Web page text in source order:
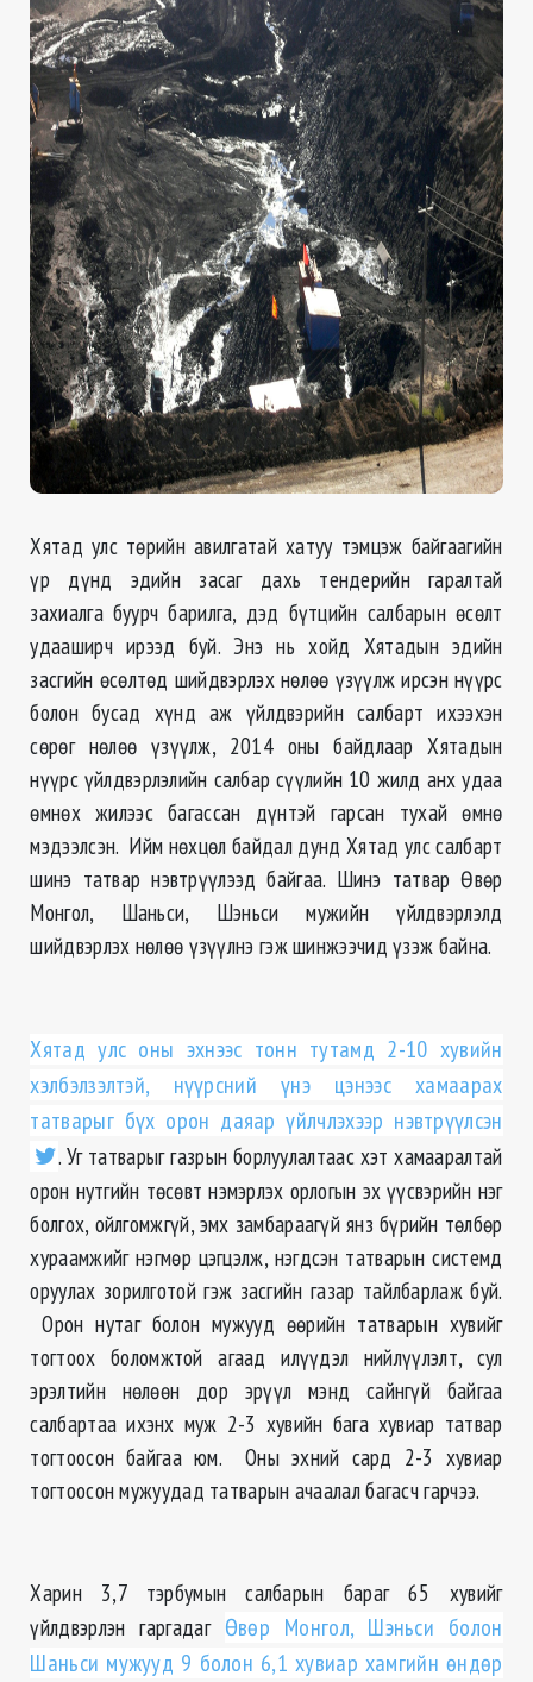
Хятад улс төрийн авилгатай хатуу тэмцэж байгаагийн
үр дүнд эдийн засаг дахь тендерийн гаралтай
захиалга буурч барилга, дэд бүтцийн салбарын өсөлт
удааширч ирээд буй. Энэ нь хойд Хятадын эдийн
засгийн өсөлтөд шийдвэрлэх нөлөө үзүүлж ирсэн нүүрс
болон бусад хүнд аж үйлдвэрийн салбарт ихээхэн
сөрөг нөлөө үзүүлж, 2014 оны байдлаар Хятадын
нүүрс үйлдвэрлэлийн салбар сүүлийн 10 жилд анх удаа
өмнөх жилээс багассан дүнтэй гарсан тухай өмнө
мэдээлсэн. Ийм нөхцөл байдал дунд Хятад улс салбарт
шинэ татвар нэвтрүүлээд байгаа. Шинэ татвар Өвөр
Монгол, Шаньси, Шэньси мужийн үйлдвэрлэлд
шийдвэрлэх нөлөө үзүүлнэ гэж шинжээчид үзэж байна.
Хятад улс оны эхнээс тонн тутамд 2-10 хувийн
хэлбэлзэлтэй, нүүрсний үнэ цэнээс хамаарах
татварыг бүх орон даяар үйлчлэхээр нэвтрүүлсэн
. Уг татварыг газрын борлуулалтаас хэт хамааралтай
орон нутгийн төсөвт нэмэрлэх орлогын эх үүсвэрийн нэг
болгох, ойлгомжгүй, эмх замбараагүй янз бүрийн төлбөр
хураамжийг нэгмөр цэгцэлж, нэгдсэн татварын системд
оруулах зорилготой гэж засгийн газар тайлбарлаж буй.
Орон нутаг болон мужууд өөрийн татварын хувийг
тогтоох боломжтой агаад илүүдэл нийлүүлэлт, сул
эрэлтийн нөлөөн дор эрүүл мэнд сайнгүй байгаа
салбартаа ихэнх муж 2-3 хувийн бага хувиар татвар
тогтоосон байгаа юм. Оны эхний сард 2-3 хувиар
тогтоосон мужуудад татварын ачаалал багасч гарчээ.
Харин 3,7 тэрбумын салбарын бараг 65 хувийг
үйлдвэрлэн гаргадаг Өвөр Монгол, Шэньси болон
Шаньси мужууд 9 болон 6,1 хувиар хамгийн өндөр